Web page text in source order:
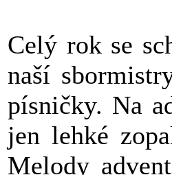
Celý rok se
naší
písničky. Na
jen lehké
Melody